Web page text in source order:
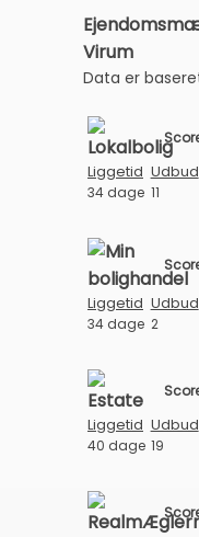
Virum
Data er
Liggetid Udbud
34 dage 11
Liggetid Udbud
34 dage 2
Liggetid Udbud
40 dage 19